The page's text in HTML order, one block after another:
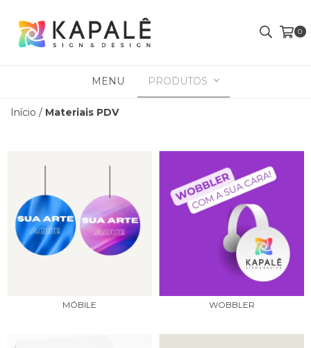
0
MENU PRODUTOS
Início / Materiais PDV
MÓBILE WOBBLER